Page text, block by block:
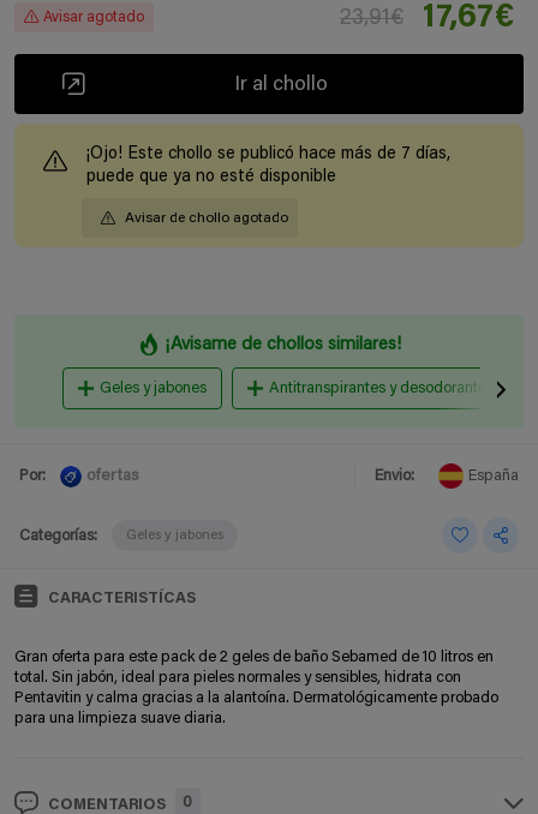
Avisar agotado 23,91€ 17,67€
Ir al chollo
¡Ojo! Este chollo se publicó hace más de 7 días,
puede que ya no esté disponible
Avisar de chollo agotado
¡Avisame de chollos similares!
Geles y jabones Antitranspirantes y desodorantes
Por: ofertas Envio: España
Categorías: Geles y jabones
CARACTERISTÍCAS
Gran oferta para este pack de 2 geles de baño Sebamed de 10 litros en
total. Sin jabón, ideal para pieles normales y sensibles, hidrata con
Pentavitin y calma gracias a la alantoína. Dermatológicamente probado
para una limpieza suave diaria.
COMENTARIOS 0